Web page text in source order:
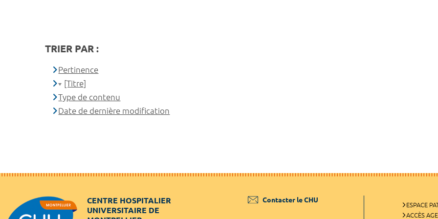
TRIER PAR :
Pertinence
[Titre]
Type de contenu
Date de dernière modification
CENTRE HOSPITALIER
UNIVERSITAIRE DE
Contacter le CHU
ESPACE
ACCÈS